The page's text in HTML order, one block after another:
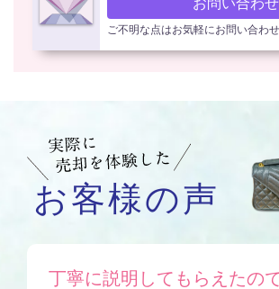
ご不明な点はお気軽にお問い合わ
お客様の声
丁寧に説明してもらえたの